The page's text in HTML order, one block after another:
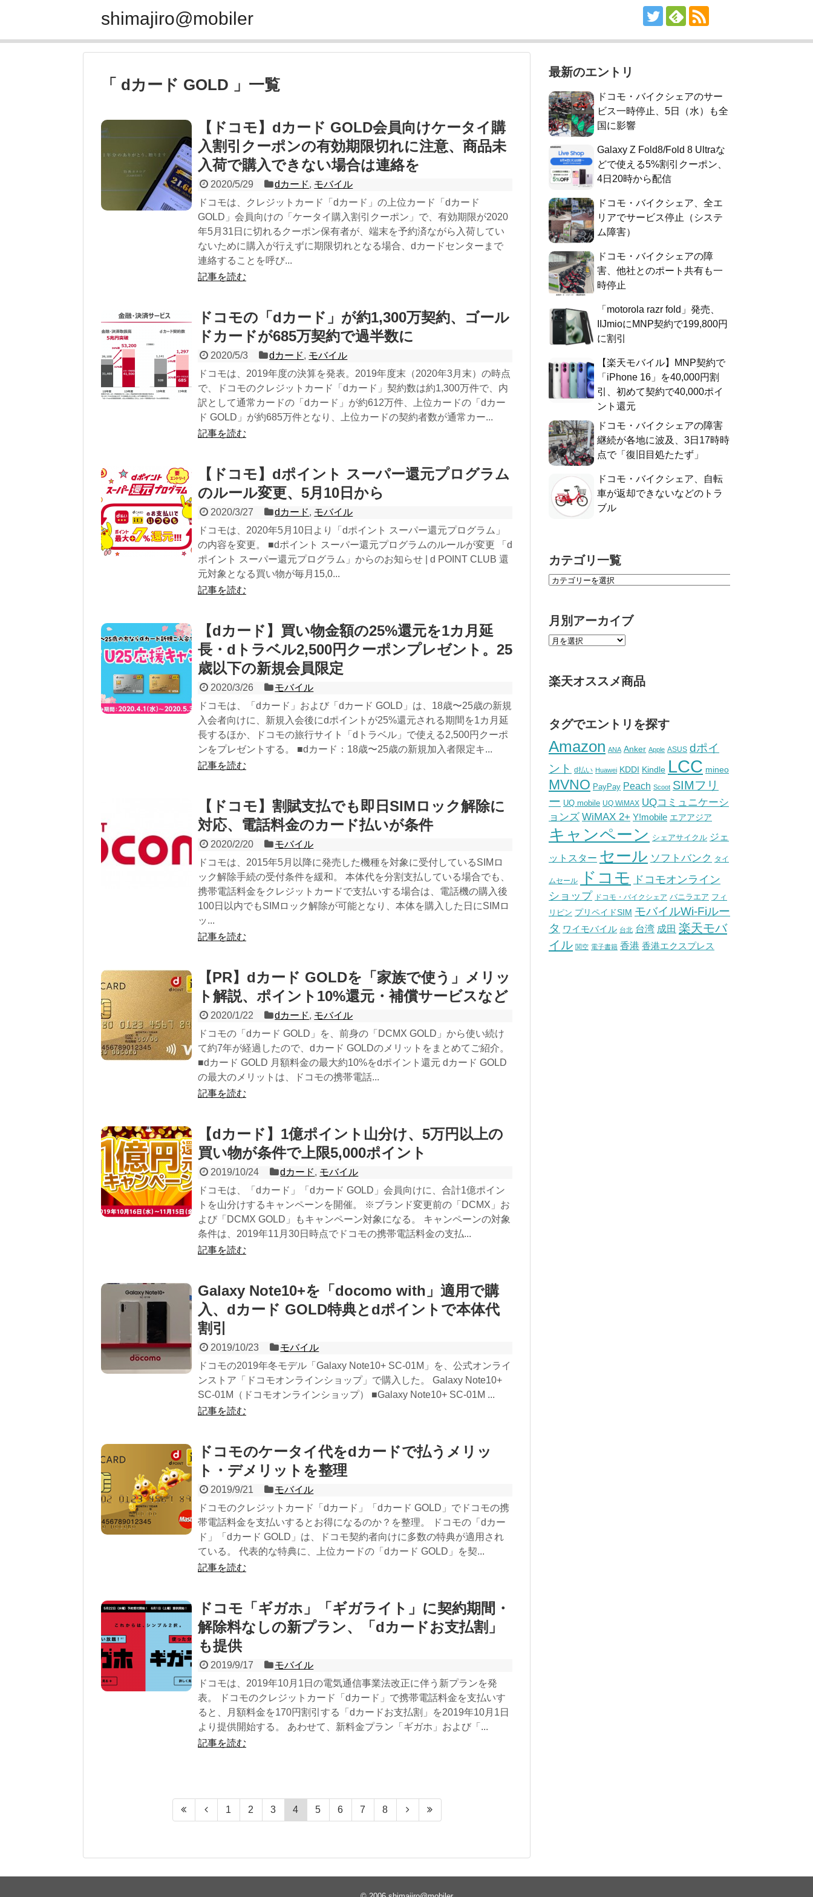
shimajiro@mobiler
「 dカード GOLD 」一覧
【ドコモ】dカード GOLD会員向けケータイ購
入割引クーポンの有効期限切れに注意、商品未
入荷で購入できない場合は連絡を
2020/5/29 dカード, モバイル
ドコモは、クレジットカード「dカード」の上位カード「dカード
GOLD」会員向けの「ケータイ購入割引クーポン」で、有効期限が2020
年5月31日に切れるクーポン保有者が、端末を予約済ながら入荷してい
ないために購入が行えずに期限切れとなる場合、dカードセンターまで
連絡することを呼び...
記事を読む
ドコモの「dカード」が約1,300万契約、ゴール
ドカードが685万契約で過半数に
2020/5/3 dカード, モバイル
ドコモは、2019年度の決算を発表。2019年度末（2020年3月末）の時点
で、ドコモのクレジットカード「dカード」契約数は約1,300万件で、内
訳として通常カードの「dカード」が約612万件、上位カードの「dカー
ド GOLD」が約685万件となり、上位カードの契約者数が通常カー...
記事を読む
【ドコモ】dポイント スーパー還元プログラム
のルール変更、5月10日から
2020/3/27 dカード, モバイル
ドコモは、2020年5月10日より「dポイント スーパー還元プログラム」
の内容を変更。 ■dポイント スーパー還元プログラムのルールが変更 「d
ポイント スーパー還元プログラム」からのお知らせ | d POINT CLUB 還
元対象となる買い物が毎月15,0...
記事を読む
【dカード】買い物金額の25%還元を1カ月延
長・dトラベル2,500円クーポンプレゼント。25
歳以下の新規会員限定
2020/3/26
モバイル
ドコモは、「dカード」および「dカード GOLD」は、18歳〜25歳の新規
入会者向けに、新規入会後にdポイントが25%還元される期間を1カ月延
長するほか、ドコモの旅行サイト「dトラベル」で使える2,500円クーポ
ンをプレゼントする。 ■dカード：18歳〜25歳の新規加入者限定キ...
記事を読む
【ドコモ】割賦支払でも即日SIMロック解除に
対応、電話料金のカード払いが条件
2020/2/20
モバイル
ドコモは、2015年5月以降に発売した機種を対象に受付しているSIMロ
ック解除手続の受付条件を緩和。 本体代を分割支払している場合でも、
携帯電話料金をクレジットカードで支払いする場合は、電話機の購入後
100日以内でもSIMロック解除が可能となり、本体を購入した日にSIMロ
ッ...
記事を読む
【PR】dカード GOLDを「家族で使う」メリッ
ト解説、ポイント10%還元・補償サービスなど
2020/1/22 dカード, モバイル
ドコモの「dカード GOLD」を、前身の「DCMX GOLD」から使い続け
て約7年が経過したので、dカード GOLDのメリットをまとめてご紹介。
■dカード GOLD 月額料金の最大約10%をdポイント還元 dカード GOLD
の最大のメリットは、ドコモの携帯電話...
記事を読む
【dカード】1億ポイント山分け、5万円以上の
買い物が条件で上限5,000ポイント
2019/10/24 dカード, モバイル
ドコモは、「dカード」「dカード GOLD」会員向けに、合計1億ポイン
トを山分けするキャンペーンを開催。 ※ブランド変更前の「DCMX」お
よび「DCMX GOLD」もキャンペーン対象になる。 キャンペーンの対象
条件は、2019年11月30日時点でドコモの携帯電話料金の支払...
記事を読む
Galaxy Note10+を「docomo with」適用で購
入、dカード GOLD特典とdポイントで本体代
割引
2019/10/23
モバイル
ドコモの2019年冬モデル「Galaxy Note10+ SC-01M」を、公式オンライ
ンストア「ドコモオンラインショップ」で購入した。 Galaxy Note10+
SC-01M（ドコモオンラインショップ） ■Galaxy Note10+ SC-01M ...
記事を読む
ドコモのケータイ代をdカードで払うメリッ
ト・デメリットを整理
2019/9/21
モバイル
ドコモのクレジットカード「dカード」「dカード GOLD」でドコモの携
帯電話料金を支払いするとお得になるのか？を整理。 ドコモの「dカー
ド」「dカード GOLD」は、ドコモ契約者向けに多数の特典が適用され
ている。 代表的な特典に、上位カードの「dカード GOLD」を契...
記事を読む
ドコモ「ギガホ」「ギガライト」に契約期間・
解除料なしの新プラン、「dカードお支払割」
も提供
2019/9/17
モバイル
ドコモは、2019年10月1日の電気通信事業法改正に伴う新プランを発
表。 ドコモのクレジットカード「dカード」で携帯電話料金を支払いす
ると、月額料金を170円割引する「dカードお支払割」を2019年10月1日
より提供開始する。 あわせて、新料金プラン「ギガホ」および「...
記事を読む
1 2 3 4 5 6 7 8
最新のエントリ
ドコモ・バイクシェアのサー
ビス一時停止、5日（水）も全
国に影響
Galaxy Z Fold8/Fold 8 Ultraな
どで使える5%割引クーポン、
4日20時から配信
ドコモ・バイクシェア、全エ
リアでサービス停止（システ
ム障害）
ドコモ・バイクシェアの障
害、他社とのポート共有も一
時停止
「motorola razr fold」発売、
IIJmioにMNP契約で199,800円
に割引
【楽天モバイル】MNP契約で
「iPhone 16」を40,000円割
引、初めて契約で40,000ポイ
ント還元
ドコモ・バイクシェアの障害
継続が各地に波及、3日17時時
点で「復旧目処たたず」
ドコモ・バイクシェア、自転
車が返却できないなどのトラ
ブル
カテゴリ一覧
月別アーカイブ
楽天オススメ商品
タグでエントリを探す
Amazon ANA Anker Apple ASUS dポイ
ント
d払い Huawei KDDI Kindle LCC mineo
MVNO PayPay Peach Scoot SIMフリ
ー UQ mobile UQ WiMAX UQコミュニケーシ
ョンズ WiMAX 2+ Y!mobile エアアジア
キャンペーン シェアサイクル ジェ
ットスター セール ソフトバンク タイ
ムセール ドコモ
ドコモオンライン
ショップ ドコモ・バイクシェア バニラエア フィ
リピン プリペイドSIM モバイルWi-Fiルー
タ ワイモバイル 台北 台湾 成田 楽天モバ
イル 関空 電子書籍 香港 香港エクスプレス